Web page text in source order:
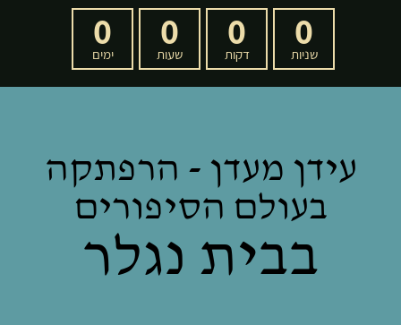
0
שניות
0
דקות
0
שעות
0
ימים
עידן מעדן - הרפתקה
בעולם הסיפורים
בבית נגלר